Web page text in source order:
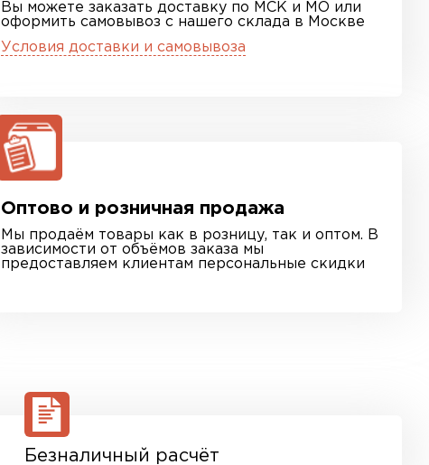
Вы можете заказать доставку по МСК и МО или
оформить самовывоз с нашего склада в Москве
Условия доставки и самовывоза
Оптово и розничная продажа
Мы продаём товары как в розницу, так и оптом. В
зависимости от объёмов заказа мы
предоставляем клиентам персональные скидки
Безналичный расчёт